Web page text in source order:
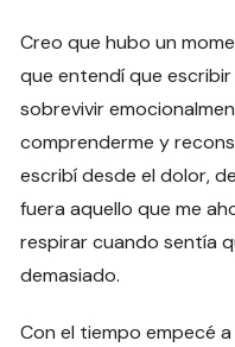
Creo que hubo un
que entendí que
sobrevivir
comprenderme y
escribí desde el dolor,
fuera aquello que me
respirar cuando sentía
demasiado.
Con el tiempo empecé